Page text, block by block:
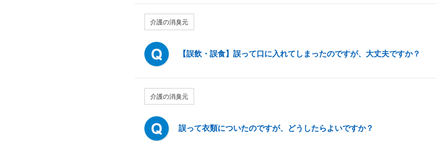
介護の消臭元
【誤飲・誤食】誤って口に入れてしまったのですが、大丈夫ですか？
介護の消臭元
誤って衣類についたのですが、どうしたらよいですか？